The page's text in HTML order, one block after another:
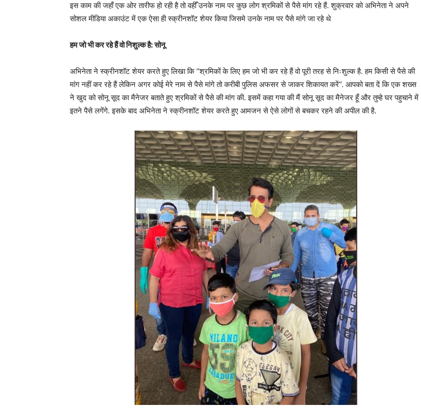
इस काम की जहाँ एक ओर तारीफ हो रही है तो वहीँ उनके नाम पर कुछ लोग श्रमिकों से पैसे मांग रहे हैं. शुक्रवार को अभिनेता ने अपने
सोशल मीडिया अकाउंट में एक ऐसा ही स्क्रीनशॉट शेयर किया जिसमे उनके नाम पर पैसे मांगे जा रहे थे
हम जो भी कर रहे हैं वो निशुल्क है: सोनू
अभिनेता ने स्क्रीनशॉट शेयर करते हुए लिखा कि “श्रमिकों के लिए हम जो भी कर रहे हैं वो पूरी तरह से निःशुल्क है. हम किसी से पैसे की
मांग नहीं कर रहे हैं लेकिन अगर कोई मेरे नाम से पैसे मांगे तो करीबी पुलिस अफसर से जाकर शिकायत करें”. आपको बता दें कि एक शख्स
ने खुद को सोनू सूद का मैनेजर बताते हुए श्रमिकों से पैसे की मांग की. इसमें कहा गया की मैं सोनू सूद का मैनेजर हूँ और तुम्हे घर पहुचाने में
इतने पैसे लगेंगे. इसके बाद अभिनेता ने स्क्रीनशॉट शेयर करते हुए आमजन से ऐसे लोगों से बचकर रहने की अपील की है.